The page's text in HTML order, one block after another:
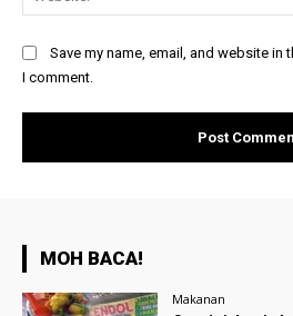
Save my name, email, and website in
I comment.
MOH BACA!
Makanan